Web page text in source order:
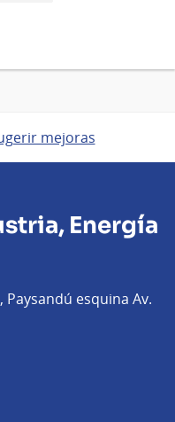
mejoras
Energía
Paysandú esquina Av.